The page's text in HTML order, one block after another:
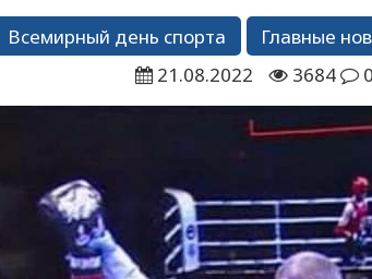
Всемирный день спорта Главные
21.08.2022
3684 0